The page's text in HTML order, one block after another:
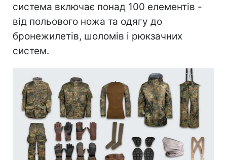
система включає понад 100 елементів -
від польового ножа та одягу до
бронежилетів, шоломів і рюкзачних
систем.